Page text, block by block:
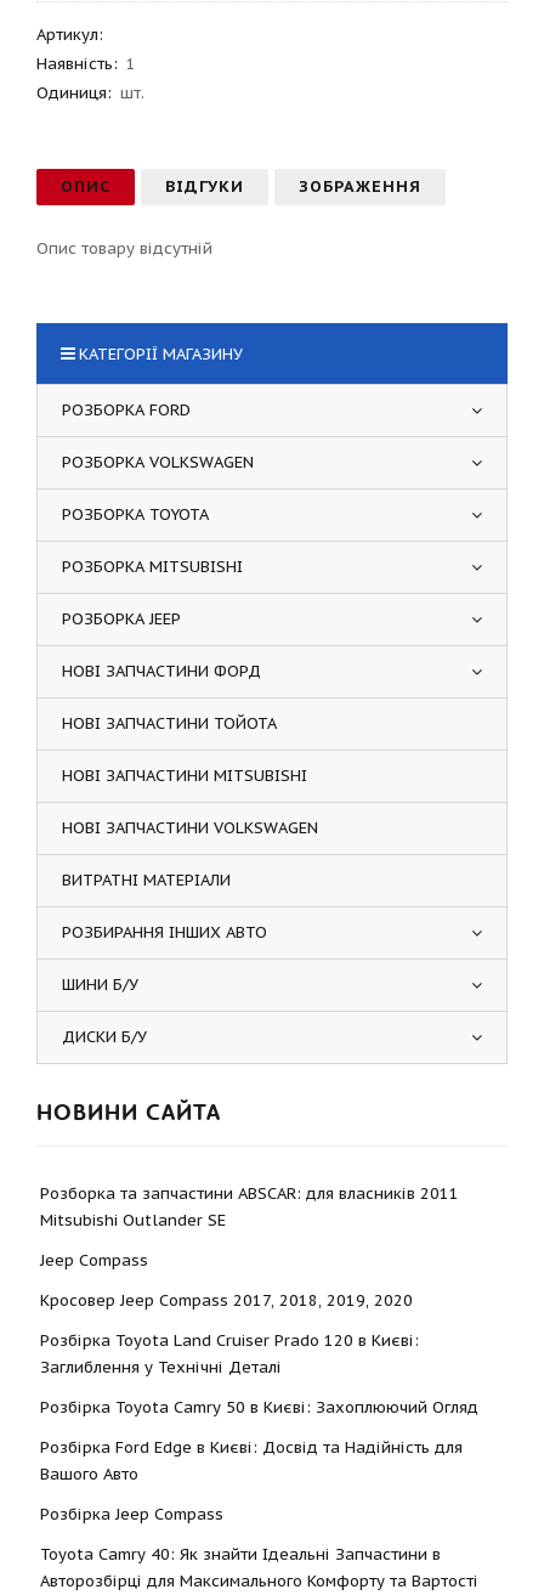
Артикул:
Наявність: 1
Одиниця: шт.
ОПИС ВІДГУКИ ЗОБРАЖЕННЯ
Опис товару відсутній
КАТЕГОРІЇ МАГАЗИНУ
РОЗБОРКА FORD
РОЗБОРКА VOLKSWAGEN
РОЗБОРКА TOYOTA
РОЗБОРКА MITSUBISHI
РОЗБОРКА JEEP
НОВІ ЗАПЧАСТИНИ ФОРД
НОВІ ЗАПЧАСТИНИ ТОЙОТА
НОВІ ЗАПЧАСТИНИ MITSUBISHI
НОВІ ЗАПЧАСТИНИ VOLKSWAGEN
ВИТРАТНІ МАТЕРІАЛИ
РОЗБИРАННЯ ІНШИХ АВТО
ШИНИ Б/У
ДИСКИ Б/У
НОВИНИ САЙТА
Розборка та запчастини ABSCAR: для власників 2011
Mitsubishi Outlander SE
Jeep Compass
Кросовер Jeep Compass 2017, 2018, 2019, 2020
Розбірка Toyota Land Cruiser Prado 120 в Києві:
Заглиблення у Технічні Деталі
Розбірка Toyota Camry 50 в Києві: Захоплюючий Огляд
Розбірка Ford Edge в Києві: Досвід та Надійність для
Вашого Авто
Розбірка Jeep Compass
Toyota Camry 40: Як знайти Ідеальні Запчастини в
Авторозбірці для Максимального Комфорту та Вартості